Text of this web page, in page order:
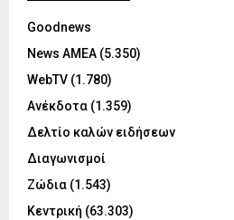
Goodnews
News ΑΜΕΑ (5.350)
WebTV (1.780)
Ανέκδοτα (1.359)
Δελτίο καλών ειδήσεων
Διαγωνισμοί
Ζώδια (1.543)
Κεντρική (63.303)